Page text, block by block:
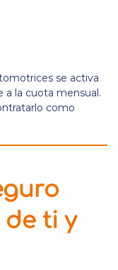
se activa
a la cuota mensual.
como
de ti y